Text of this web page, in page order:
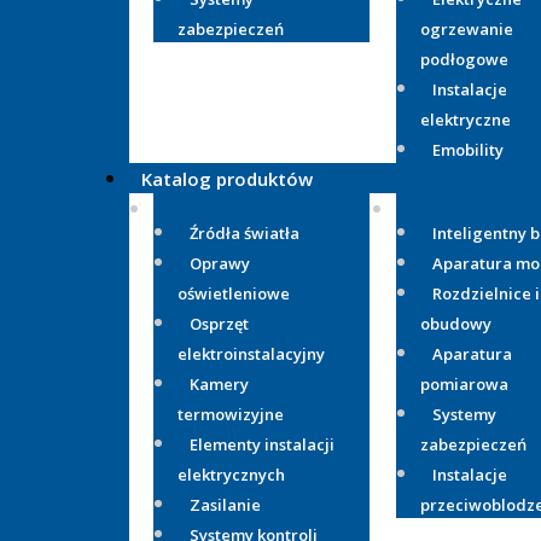
zabezpieczeń
ogrzewanie
podłogowe
Instalacje
elektryczne
Emobility
Katalog produktów
Źródła światła
Oprawy
oświetleniowe
Osprzęt
elektroinstalacyjny
Kamery
termowizyjne
Elementy instalacji
elektrycznych
Zasilanie
Systemy kontroli
Inteligentny
Aparatura
Rozdzielnice i
obudowy
Aparatura
pomiarowa
Systemy
zabezpieczeń
Instalacje